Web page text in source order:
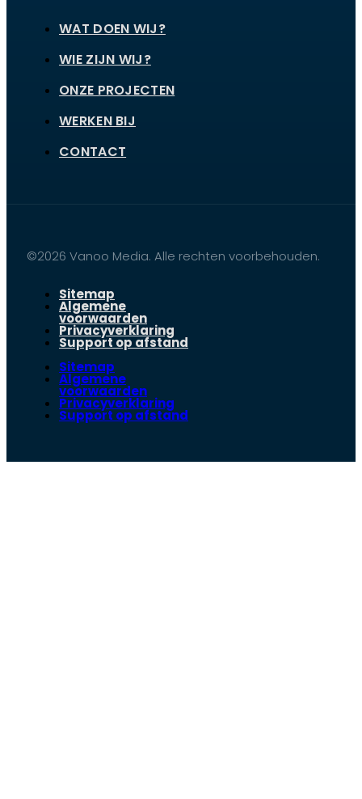
WAT DOEN WIJ?
WIE ZIJN WIJ?
ONZE PROJECTEN
WERKEN BIJ
CONTACT
©2026 Vanoo Media. Alle rechten voorbehouden.
Sitemap
Algemene
voorwaarden
Privacyverklaring
Support op afstand
Sitemap
Algemene
voorwaarden
Privacyverklaring
Support op afstand